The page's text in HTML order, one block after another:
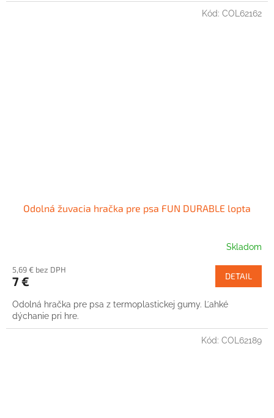
Odolná žuvacia hračka pre psa FUN DURABLE lopta
Skladom
5,69 € bez DPH
7 € DETAIL
Odolná hračka pre psa z termoplastickej gumy. Ľahké
dýchanie pri hre.
Kód: COL62162
Kód: COL62189